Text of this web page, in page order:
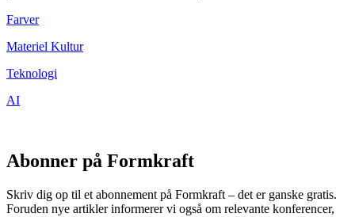
Farver
Materiel Kultur
Teknologi
AI
Abonner på Formkraft
Skriv dig op til et abonnement på Formkraft – det er ganske gratis.
Foruden nye artikler informerer vi også om relevante konferencer,